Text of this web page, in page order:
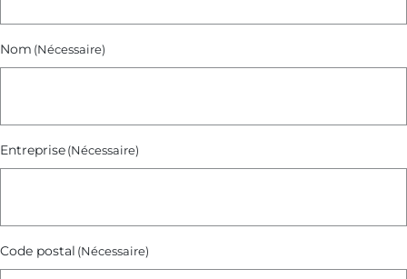
Nom (Nécessaire)
Entreprise(Nécessaire)
Code postal (Nécessaire)